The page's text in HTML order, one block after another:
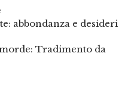
abbondanza e desideri
Tradimento da